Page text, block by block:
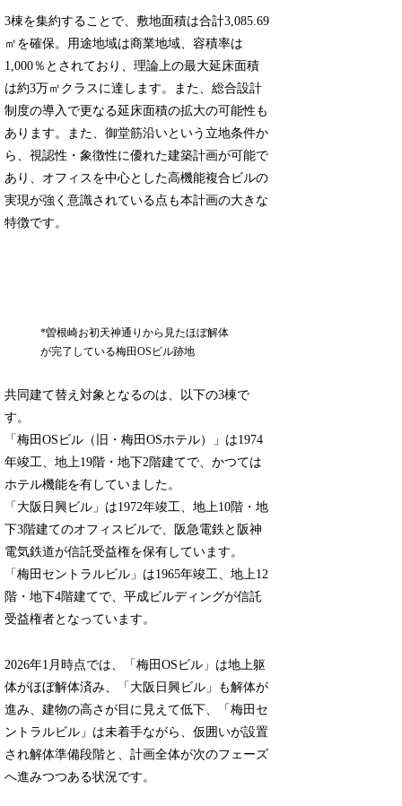
3棟を集約することで、敷地面積は合計3,085.69
㎡を確保。用途地域は商業地域、容積率は
1,000％とされており、理論上の最大延床面積
は約3万㎡クラスに達します。また、総合設計
制度の導入で更なる延床面積の拡大の可能性も
あります。また、御堂筋沿いという立地条件か
ら、視認性・象徴性に優れた建築計画が可能で
あり、オフィスを中心とした高機能複合ビルの
実現が強く意識されている点も本計画の大きな
特徴です。
*曽根崎お初天神通りから見たほぼ解体
が完了している梅田OSビル跡地
共同建て替え対象となるのは、以下の3棟で
す。
「梅田OSビル（旧・梅田OSホテル）」は1974
年竣工、地上19階・地下2階建てで、かつては
ホテル機能を有していました。
「大阪日興ビル」は1972年竣工、地上10階・地
下3階建てのオフィスビルで、阪急電鉄と阪神
電気鉄道が信託受益権を保有しています。
「梅田セントラルビル」は1965年竣工、地上12
階・地下4階建てで、平成ビルディングが信託
受益権者となっています。
2026年1月時点では、「梅田OSビル」は地上躯
体がほぼ解体済み、「大阪日興ビル」も解体が
進み、建物の高さが目に見えて低下、「梅田セ
ントラルビル」は未着手ながら、仮囲いが設置
され解体準備段階と、計画全体が次のフェーズ
へ進みつつある状況です。